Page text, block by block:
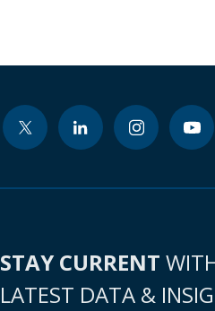
STAY CURRENT
LATEST DATA &